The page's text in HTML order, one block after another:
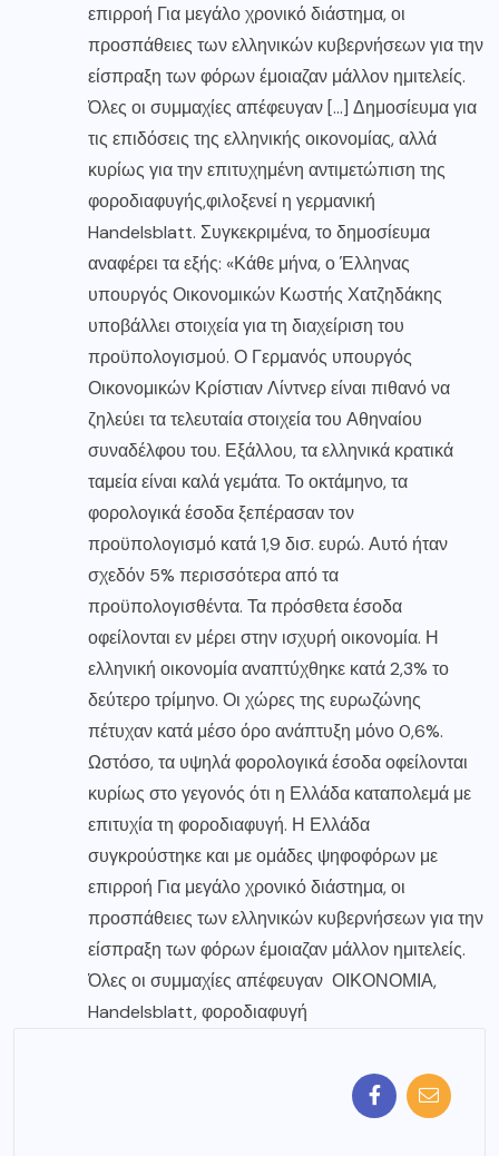
επιρροή Για μεγάλο χρονικό διάστημα, οι
προσπάθειες των ελληνικών κυβερνήσεων για την
είσπραξη των φόρων έμοιαζαν μάλλον ημιτελείς.
Όλες οι συμμαχίες απέφευγαν […] Δημοσίευμα για
τις επιδόσεις της ελληνικής οικονομίας, αλλά
κυρίως για την επιτυχημένη αντιμετώπιση της
φοροδιαφυγής,φιλοξενεί η γερμανική
Handelsblatt. Συγκεκριμένα, το δημοσίευμα
αναφέρει τα εξής: «Κάθε μήνα, ο Έλληνας
υπουργός Οικονομικών Κωστής Χατζηδάκης
υποβάλλει στοιχεία για τη διαχείριση του
προϋπολογισμού. Ο Γερμανός υπουργός
Οικονομικών Κρίστιαν Λίντνερ είναι πιθανό να
ζηλεύει τα τελευταία στοιχεία του Αθηναίου
συναδέλφου του. Εξάλλου, τα ελληνικά κρατικά
ταμεία είναι καλά γεμάτα. Το οκτάμηνο, τα
φορολογικά έσοδα ξεπέρασαν τον
προϋπολογισμό κατά 1,9 δισ. ευρώ. Αυτό ήταν
σχεδόν 5% περισσότερα από τα
προϋπολογισθέντα. Τα πρόσθετα έσοδα
οφείλονται εν μέρει στην ισχυρή οικονομία. Η
ελληνική οικονομία αναπτύχθηκε κατά 2,3% το
δεύτερο τρίμηνο. Οι χώρες της ευρωζώνης
πέτυχαν κατά μέσο όρο ανάπτυξη μόνο 0,6%.
Ωστόσο, τα υψηλά φορολογικά έσοδα οφείλονται
κυρίως στο γεγονός ότι η Ελλάδα καταπολεμά με
επιτυχία τη φοροδιαφυγή. Η Ελλάδα
συγκρούστηκε και με ομάδες ψηφοφόρων με
επιρροή Για μεγάλο χρονικό διάστημα, οι
προσπάθειες των ελληνικών κυβερνήσεων για την
είσπραξη των φόρων έμοιαζαν μάλλον ημιτελείς.
Όλες οι συμμαχίες απέφευγαν ΟΙΚΟΝΟΜΙΑ,
Handelsblatt, φοροδιαφυγή